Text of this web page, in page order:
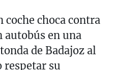
coche choca contra
autobús en una
de Badajoz al
respetar su